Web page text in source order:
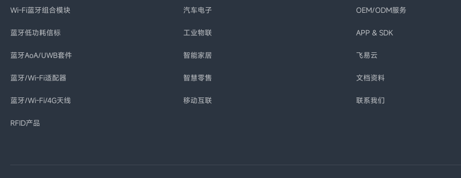
Wi-Fi蓝牙组合模块
蓝牙低功耗信标
蓝牙AoA/UWB套件
蓝牙/Wi-Fi适配器
蓝牙/Wi-Fi/4G天线
RFID产品
汽车电子
工业物联
智能家居
智慧零售
移动互联
OEM/ODM服务
APP & SDK
飞易云
文档资料
联系我们